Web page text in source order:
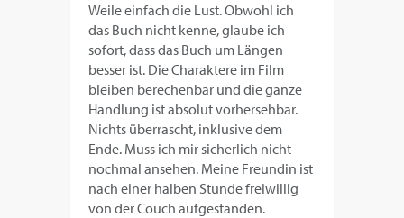
Weile einfach die Lust. Obwohl ich
das Buch nicht kenne, glaube ich
sofort, dass das Buch um Längen
besser ist. Die Charaktere im Film
bleiben berechenbar und die ganze
Handlung ist absolut vorhersehbar.
Nichts überrascht, inklusive dem
Ende. Muss ich mir sicherlich nicht
nochmal ansehen. Meine Freundin ist
nach einer halben Stunde freiwillig
von der Couch aufgestanden.